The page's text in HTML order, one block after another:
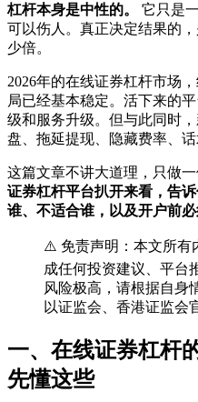
杠杆本身是中性的。
它只是
可以伤人。真正决定结果的
少倍。
2026年的在线证券杠杆市场
局已经基本稳定。活下来的
级和服务升级。但与此同时
盘、拖延提现、隐藏费率、
这篇文章不讲大道理，只做一
证券杠杆平台扒开来看，告
谁、不适合谁，以及开户前必
⚠️ 免责声明：本文所有
成任何投资建议、平台
风险极高，请根据自身
以证监会、香港证监会
一、在线证券杠
先懂这些